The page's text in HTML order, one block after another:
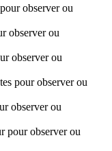
observer ou
observer ou
observer ou
pour observer ou
observer ou
pour observer ou